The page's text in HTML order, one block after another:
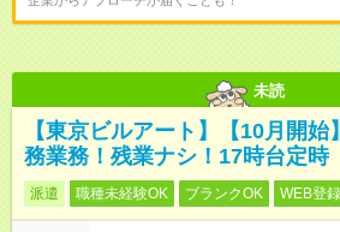
未読
【東京ビルアート】【10月開
務業務！残業ナシ！17時台定時
派遣 職種未経験OK ブランクOK WEB登